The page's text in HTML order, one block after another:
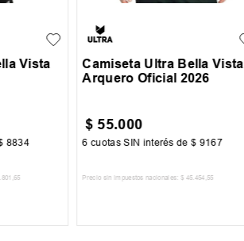
Vista
8834
.801 ,65
Camiseta Ultra Bella Vista
Arquero Oficial 2026
$ 55.000
6 cuotas SIN interés de$ 9167
Precio sin impuestos nacionales: $ 45.454 ,55